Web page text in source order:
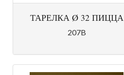
ТАРЕЛКА Ø 32 ПИЦЦА
207B